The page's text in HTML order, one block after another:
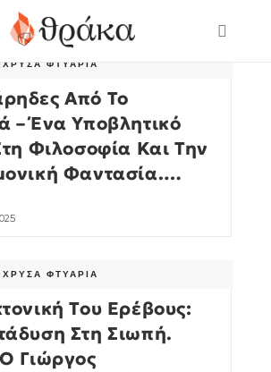
ΧΡΥΣΆ ΦΤΥΆΡΙΑ
Από Το
– Ένα Υποβλητικό
Φιλοσοφία Και Την
Φαντασία.
Μιχαηλίδης
ΧΡΥΣΆ ΦΤΥΆΡΙΑ
Του Ερέβους:
Στη Σιωπή.
Γιώργος